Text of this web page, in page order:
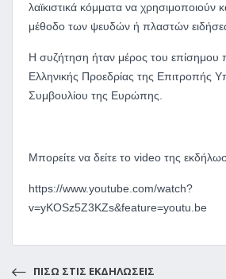
λαϊκιστικά κόμματα να χρησιμοποιούν
μέθοδο των ψευδών ή πλαστών
Η συζήτηση ήταν μέρος του επίσημου
Ελληνικής Προεδρίας της Επιτροπής
Συμβουλίου της Ευρώπης.
Μπορείτε να δείτε το video της
https://www.youtube.com/watch?
v=yKOSz5Z3KZs&feature=youtu.be
ΠΙΣΩ ΣΤΙΣ ΕΚΔΗΛΩΣΕΙΣ